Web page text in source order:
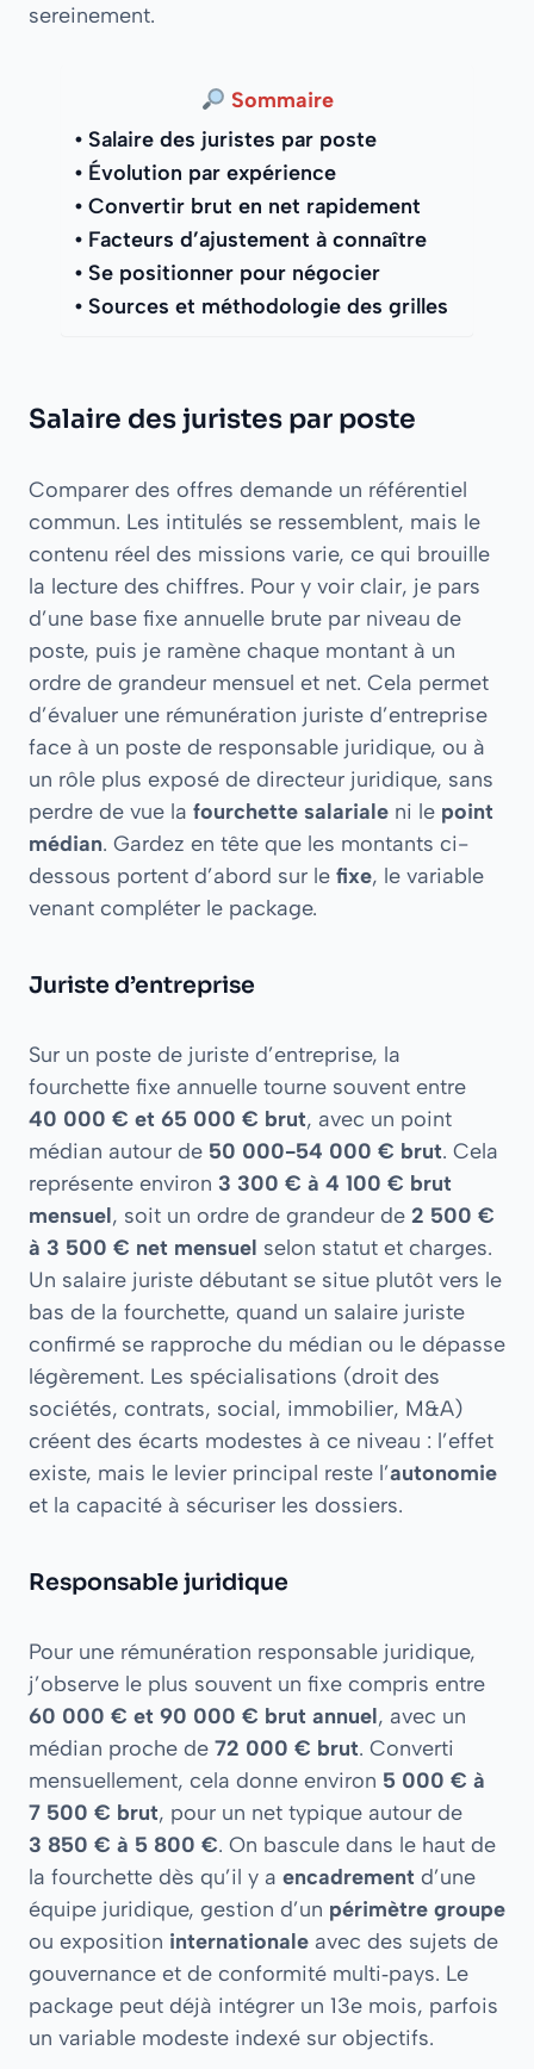
sereinement.
Sommaire
Salaire des juristes par poste
Évolution par expérience
Convertir brut en net rapidement
Facteurs d’ajustement à connaître
Se positionner pour négocier
Sources et méthodologie des grilles
Salaire des juristes par poste
Comparer des offres demande un référentiel
commun. Les intitulés se ressemblent, mais le
contenu réel des missions varie, ce qui brouille
la lecture des chiffres. Pour y voir clair, je pars
d’une base fixe annuelle brute par niveau de
poste, puis je ramène chaque montant à un
ordre de grandeur mensuel et net. Cela permet
d’évaluer une rémunération juriste d’entreprise
face à un poste de responsable juridique, ou à
un rôle plus exposé de directeur juridique, sans
perdre de vue la fourchette salariale ni le point
médian. Gardez en tête que les montants ci-
dessous portent d’abord sur le fixe, le variable
venant compléter le package.
Juriste d’entreprise
Sur un poste de juriste d’entreprise, la
fourchette fixe annuelle tourne souvent entre
40 000 € et 65 000 € brut, avec un point
médian autour de 50 000-54 000 € brut. Cela
représente environ 3 300 € à 4 100 € brut
mensuel, soit un ordre de grandeur de 2 500 €
à 3 500 € net mensuel selon statut et charges.
Un salaire juriste débutant se situe plutôt vers le
bas de la fourchette, quand un salaire juriste
confirmé se rapproche du médian ou le dépasse
légèrement. Les spécialisations (droit des
sociétés, contrats, social, immobilier, M&A)
créent des écarts modestes à ce niveau : l’effet
existe, mais le levier principal reste l’autonomie
et la capacité à sécuriser les dossiers.
Responsable juridique
Pour une rémunération responsable juridique,
j’observe le plus souvent un fixe compris entre
60 000 € et 90 000 € brut annuel, avec un
médian proche de 72 000 € brut. Converti
mensuellement, cela donne environ 5 000 € à
7 500 € brut, pour un net typique autour de
3 850 € à 5 800 €. On bascule dans le haut de
la fourchette dès qu’il y a encadrement d’une
équipe juridique, gestion d’un périmètre groupe
ou exposition internationale avec des sujets de
gouvernance et de conformité multi‑pays. Le
package peut déjà intégrer un 13e mois, parfois
un variable modeste indexé sur objectifs.